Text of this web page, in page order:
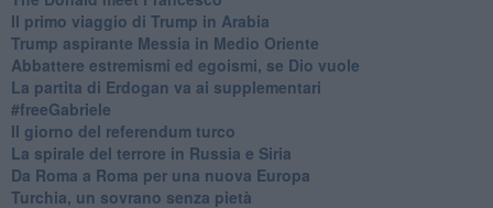
Il primo viaggio di Trump in Arabia
Trump aspirante Messia in Medio Oriente
Abbattere estremismi ed egoismi, se Dio vuole
La partita di Erdogan va ai supplementari
#freeGabriele
Il giorno del referendum turco
La spirale del terrore in Russia e Siria
Da Roma a Roma per una nuova Europa
Turchia, un sovrano senza pietà